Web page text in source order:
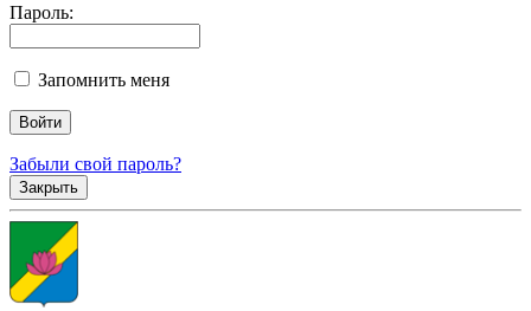
Пароль:
Запомнить меня
Забыли свой пароль?
Закрыть